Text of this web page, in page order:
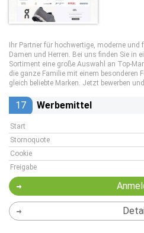
Ihr Partner für hochwertige, moderne
Damen und Herren. Bei uns finden Sie in
Sortiment eine große Auswahl an Top-
die ganze Familie mit einem besonderen
gleich beliebte Marken. Jetzt bewerben
17 Werbemittel
Start
Stornoquote
Cookie
Freigabe